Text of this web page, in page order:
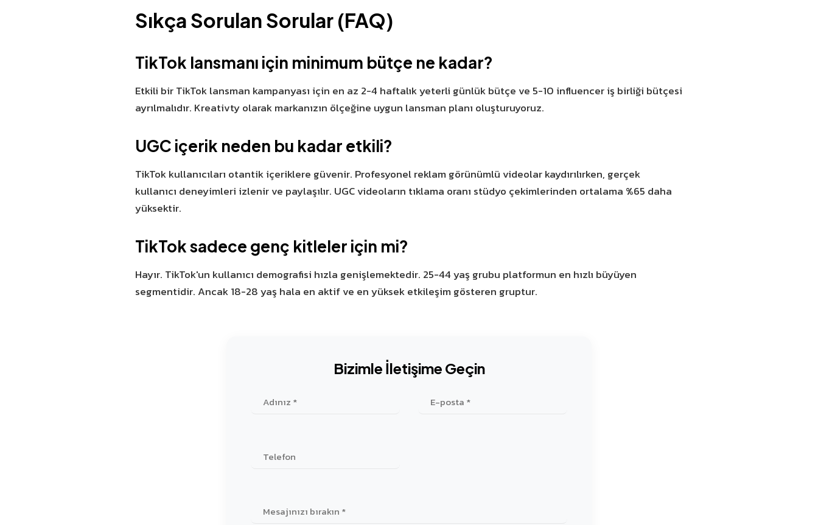
Sıkça Sorulan Sorular (FAQ)
TikTok lansmanı için minimum bütçe ne kadar?
Etkili bir TikTok lansman kampanyası için en az 2-4 haftalık yeterli günlük bütçe ve 5-10 influencer iş birliği bütçesi
ayrılmalıdır. Kreativty olarak markanızın ölçeğine uygun lansman planı oluşturuyoruz.
UGC içerik neden bu kadar etkili?
TikTok kullanıcıları otantik içeriklere güvenir. Profesyonel reklam görünümlü videolar kaydırılırken, gerçek
kullanıcı deneyimleri izlenir ve paylaşılır. UGC videoların tıklama oranı stüdyo çekimlerinden ortalama %65 daha
yüksektir.
TikTok sadece genç kitleler için mi?
Hayır. TikTok'un kullanıcı demografisi hızla genişlemektedir. 25-44 yaş grubu platformun en hızlı büyüyen
segmentidir. Ancak 18-28 yaş hala en aktif ve en yüksek etkileşim gösteren gruptur.
Bizimle İletişime Geçin